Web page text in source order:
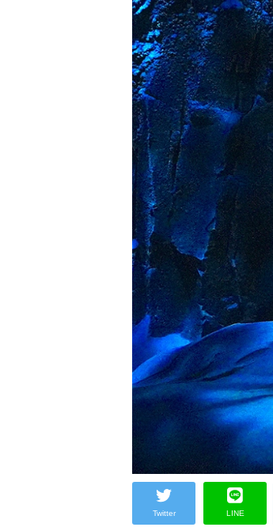
Twitter LINE